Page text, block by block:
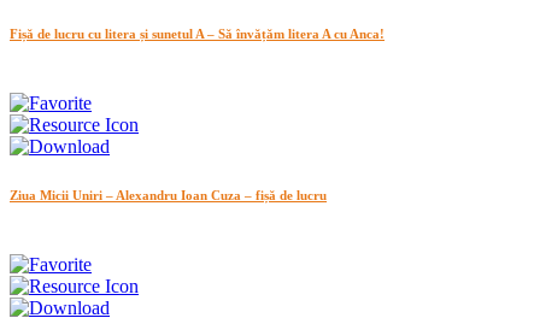
Fișă de lucru cu litera și sunetul A – Să învățăm litera A cu Anca!
Ziua Micii Uniri – Alexandru Ioan Cuza – fișă de lucru